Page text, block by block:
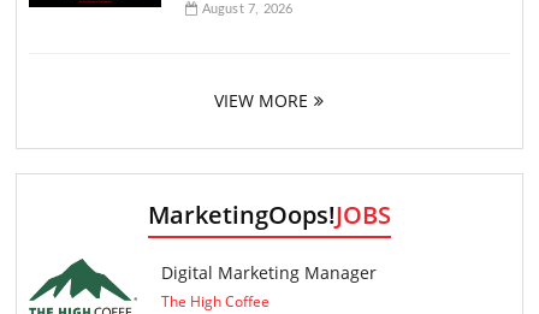
August 7, 2026
VIEW MORE
MarketingOops!JOBS
Digital Marketing Manager
The High Coffee